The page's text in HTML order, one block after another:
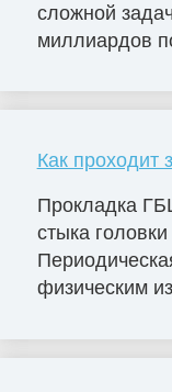
сложной
миллиардов
Как проходит
Прокладка
стыка
физическим